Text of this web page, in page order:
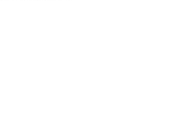
Herkunft, Empf�nger und Zweck Ihrer